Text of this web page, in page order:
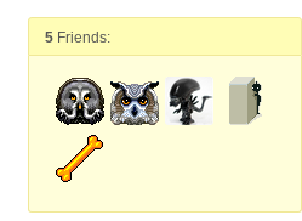
5Friends: